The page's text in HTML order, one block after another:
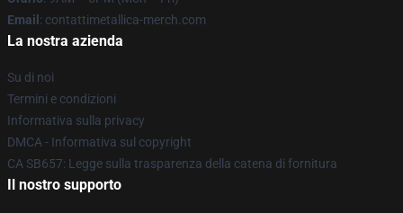
Email : contattimetallica-merch.com
La nostra azienda
Su di noi
Termini e condizioni
Informativa sulla privacy
DMCA - Informativa sul copyright
CA SB657: Legge sulla trasparenza della catena di fornitura
Il nostro supporto